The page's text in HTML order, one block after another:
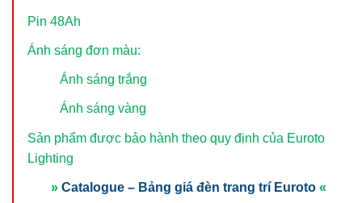
Pin 48Ah
Ánh sáng đơn màu:
Ánh sáng trắng
Ánh sáng vàng
Sản phẩm được bảo hành theo quy định của Euroto
Lighting
» Catalogue – Bảng giá đèn trang trí Euroto «